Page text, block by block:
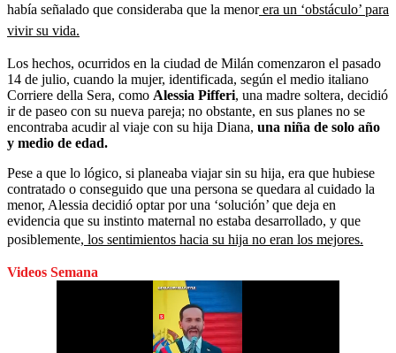
había señalado que consideraba que la menorera un ‘obstáculo’ para
vivir su vida.
Los hechos, ocurridos en la ciudad de Milán comenzaron el pasado
14 de julio, cuando la mujer, identificada, según el medio italiano
Corriere della Sera, como Alessia Pifferi, una madre soltera, decidió
ir de paseo con su nueva pareja; no obstante, en sus planes no se
encontraba acudir al viaje con su hija Diana, una niña de solo año
y medio de edad.
Pese a que lo lógico, si planeaba viajar sin su hija, era que hubiese
contratado o conseguido que una persona se quedara al cuidado la
menor, Alessia decidió optar por una ‘solución’ que deja en
evidencia que su instinto maternal no estaba desarrollado, y que
posiblemente, los sentimientos hacia su hija no eran los mejores.
Videos Semana